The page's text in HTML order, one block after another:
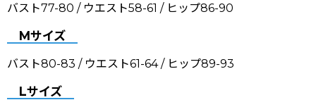
バスト77-80 / ウエスト58-61 / ヒップ86-90
Mサイズ
バスト80-83 / ウエスト61-64 / ヒップ89-93
Lサイズ